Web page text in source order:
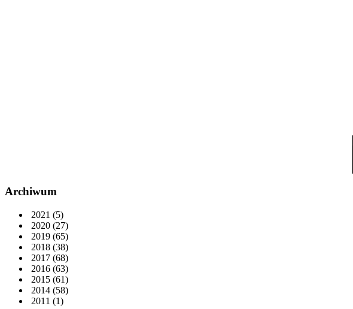
Archiwum
2021 (5)
2020 (27)
2019 (65)
2018 (38)
2017 (68)
2016 (63)
2015 (61)
2014 (58)
2011 (1)